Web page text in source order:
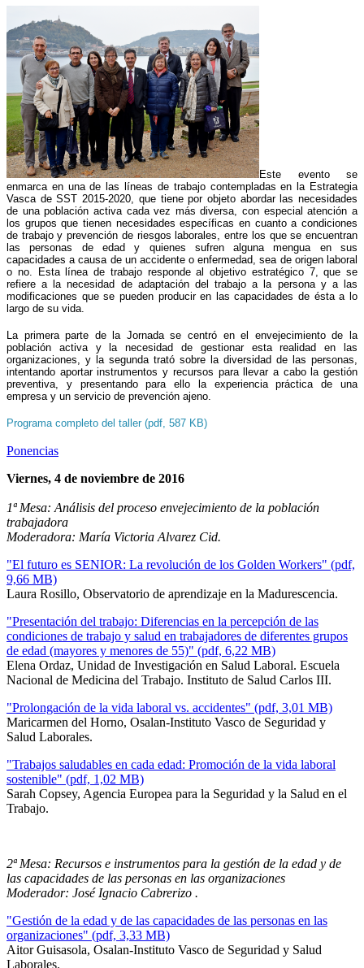
Este evento se
enmarca en una de las líneas de trabajo contempladas en la Estrategia
Vasca de SST 2015-2020, que tiene por objeto abordar las necesidades
de una población activa cada vez más diversa, con especial atención a
los grupos que tienen necesidades específicas en cuanto a condiciones
de trabajo y prevención de riesgos laborales, entre los que se encuentran
las personas de edad y quienes sufren alguna mengua en sus
capacidades a causa de un accidente o enfermedad, sea de origen laboral
o no. Esta línea de trabajo responde al objetivo estratégico 7, que se
refiere a la necesidad de adaptación del trabajo a la persona y a las
modificaciones que se pueden producir en las capacidades de ésta a lo
largo de su vida.
La primera parte de la Jornada se centró en el envejecimiento de la
población activa y la necesidad de gestionar esta realidad en las
organizaciones, y la segunda trató sobre la diversidad de las personas,
intentando aportar instrumentos y recursos para llevar a cabo la gestión
preventiva, y presentando para ello la experiencia práctica de una
empresa y un servicio de prevención ajeno.
Programa completo del taller (pdf, 587 KB)
Ponencias
Viernes, 4 de noviembre de 2016
1ª Mesa: Análisis del proceso envejecimiento de la población
trabajadora
Moderadora: María Victoria Alvarez Cid.
"El futuro es SENIOR: La revolución de los Golden Workers" (pdf,
9,66 MB)
Laura Rosillo, Observatorio de aprendizaje en la Madurescencia.
"Presentación del trabajo: Diferencias en la percepción de las
condiciones de trabajo y salud en trabajadores de diferentes grupos
de edad (mayores y menores de 55)" (pdf, 6,22 MB)
Elena Ordaz, Unidad de Investigación en Salud Laboral. Escuela
Nacional de Medicina del Trabajo. Instituto de Salud Carlos III.
"Prolongación de la vida laboral vs. accidentes" (pdf, 3,01 MB)
Maricarmen del Horno, Osalan-Instituto Vasco de Seguridad y
Salud Laborales.
"Trabajos saludables en cada edad: Promoción de la vida laboral
sostenible" (pdf, 1,02 MB)
Sarah Copsey, Agencia Europea para la Seguridad y la Salud en el
Trabajo.
2ª Mesa: Recursos e instrumentos para la gestión de la edad y de
las capacidades de las personas en las organizaciones
Moderador: José Ignacio Cabrerizo .
"Gestión de la edad y de las capacidades de las personas en las
organizaciones" (pdf, 3,33 MB)
Aitor Guisasola, Osalan-Instituto Vasco de Seguridad y Salud
Laborales.